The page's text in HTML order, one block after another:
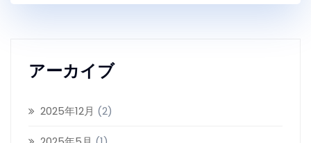
アーカイブ
2025年12月 (2)